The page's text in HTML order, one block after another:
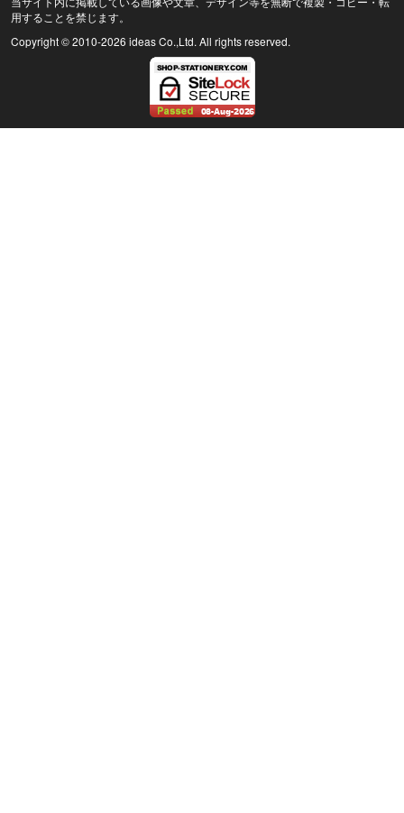
用することを禁じます。
Copyright © 2010-2026 ideas Co.,Ltd. All rights reserved.